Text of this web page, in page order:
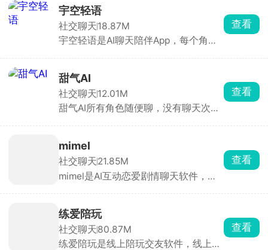
盖 K-Pop、演员、网红甚至二次元IP，
让追星、买周边、做公益、多国聊天都
在一个 App 完成。支持直播、多机位全
息舞台、幕后视频、语音留言、线上签
慈善，二创还能上偶像主页。适合想跨
国追星、买周边、做公益“三合一”的用
户。
宇空轻语
社交聊天18.87M
宇空轻语是AI聊天陪伴App，每个角色
像、名字、性格、背景、开场白都支持
自定义。操作简单，适合解压、倾诉、
玩角色扮演。
查看
甜气AI
社交聊天12.01M
甜气AI所有角色随便聊，没有聊天次数
息，发图片，自定义聊天走向。对平台
提供的角色不感兴趣，还可以自行创建
新角色，从外貌到性格、背景、说话风
格全都可以自定义，随时随地开启沉浸
查看
mimel
社交聊天21.85M
mimel是AI互动恋爱剧情聊天软件，角
点开就能一对一私聊。也可以自定义创
建专属AI，从零打造专属虚拟伴侣，所
有互动剧情全由你掌控。
查看
练爱陪玩
社交聊天80.87M
练爱陪玩是线上陪玩交友软件，线上陪
查看